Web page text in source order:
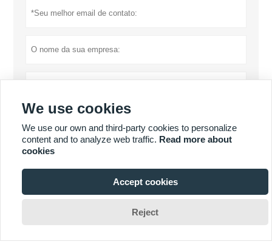

submeter Política de Privacidade
We use cookies
We use our own and third-party cookies to personalize
content and to analyze web traffic. Read more about
cookies
Accept cookies
Reject